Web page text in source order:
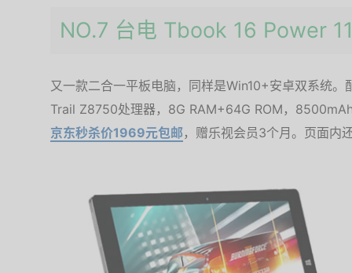
NO.7 台电 Tbook 16 Power
又一款二合一平板电脑，同样是Win10+安卓双系统
Trail Z8750处理器，8G RAM+64G ROM，
京东秒杀价1969元包邮 ，赠乐视会员3个月。页面内